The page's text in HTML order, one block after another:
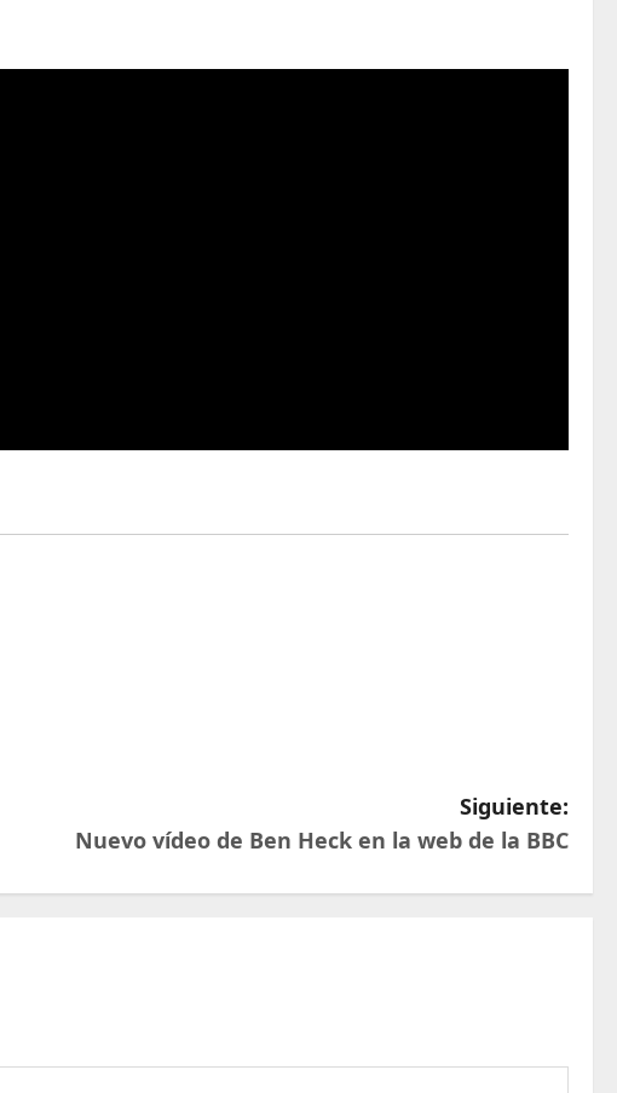
Siguiente:
Nuevo vídeo de Ben Heck en la web de la BBC